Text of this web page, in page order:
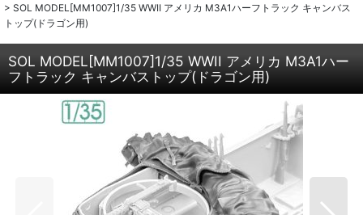
> SOL MODEL[MM1007]1/35 WWII アメリカ M3A1ハーフトラック キャンバス
トップ(ドラゴン用)
SOL MODEL[MM1007]1/35 WWII アメリカ M3A1ハー
フトラック キャンバストップ(ドラゴン用)